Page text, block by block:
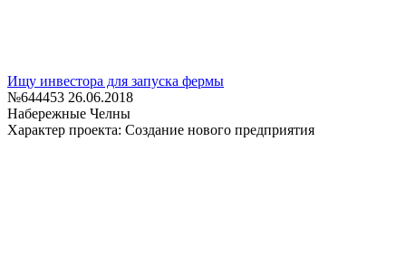
Ищу инвестора для запуска фермы
№644453 26.06.2018
Набережные Челны
Характер проекта: Создание нового предприятия